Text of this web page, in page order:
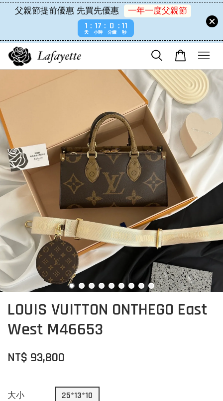
父親節提前優惠 先買先優惠
一年一度父親節
1
天
17
小時
0
分鐘
11
秒
LOUIS VUITTON ONTHEGO East
West M46653
NT$ 93,800
大小 25*13*10